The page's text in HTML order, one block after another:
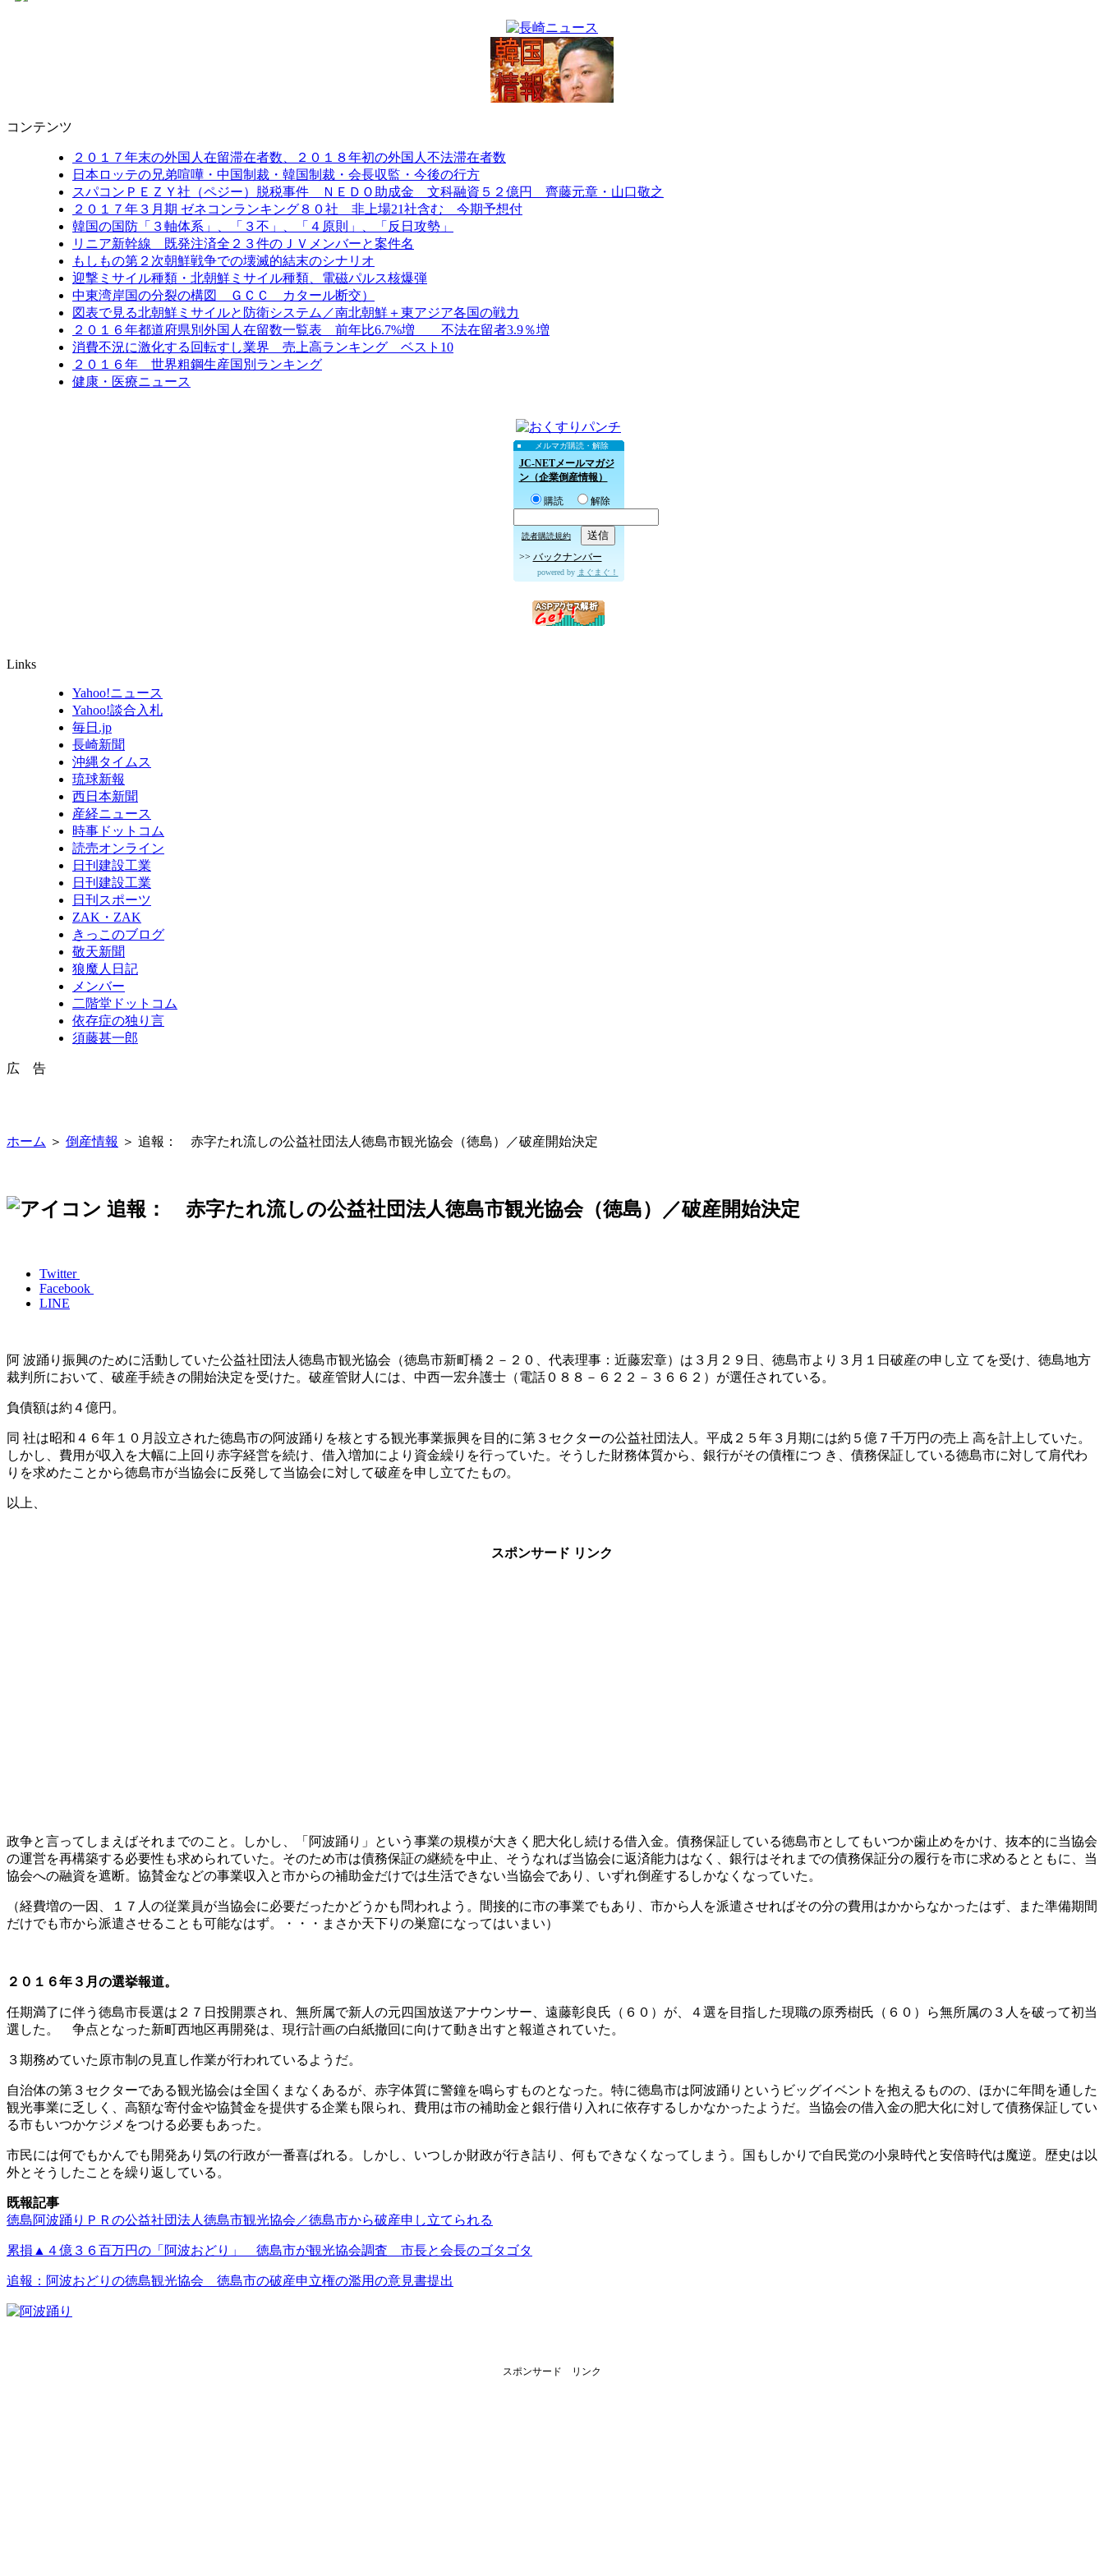
コンテンツ
２０１７年末の外国人在留滞在者数、２０１８年初の外国人不法滞在者数
日本ロッテの兄弟喧嘩・中国制裁・韓国制裁・会長収監・今後の行方
スパコンＰＥＺＹ社（ペジー）脱税事件 ＮＥＤＯ助成金 文科融資５２億円 齊藤元章・山口敬之
２０１７年３月期 ゼネコンランキング８０社 非上場21社含む 今期予想付
韓国の国防「３軸体系」、「３不」、「４原則」、「反日攻勢」
リニア新幹線 既発注済全２３件のＪＶメンバーと案件名
もしもの第２次朝鮮戦争での壊滅的結末のシナリオ
迎撃ミサイル種類・北朝鮮ミサイル種類、電磁パルス核爆弾
中東湾岸国の分裂の構図 ＧＣＣ カタール断交）
図表で見る北朝鮮ミサイルと防衛システム／南北朝鮮＋東アジア各国の戦力
２０１６年都道府県別外国人在留数一覧表 前年比6.7%増 不法在留者3.9％増
消費不況に激化する回転すし業界 売上高ランキング ベスト10
２０１６年 世界粗鋼生産国別ランキング
健康・医療ニュース
メルマガ購読・解除
JC-NETメールマガジ
ン（企業倒産情報）
購読 解除
読者購読規約
>> バックナンバー
powered by まぐまぐ！
Links
Yahoo!ニュース
Yahoo!談合入札
毎日.jp
長崎新聞
沖縄タイムス
琉球新報
西日本新聞
産経ニュース
時事ドットコム
読売オンライン
日刊建設工業
日刊建設工業
日刊スポーツ
ZAK・ZAK
きっこのブログ
敬天新聞
狼魔人日記
メンバー
二階堂ドットコム
依存症の独り言
須藤甚一郎
広 告
ホーム ＞ 倒産情報 ＞ 追報： 赤字たれ流しの公益社団法人徳島市観光協会（徳島）／破産開始決定
追報： 赤字たれ流しの公益社団法人徳島市観光協会（徳島）／破産開始決定
Twitter
Facebook
LINE
阿 波踊り振興のために活動していた公益社団法人徳島市観光協会（徳島市新町橋２－２０、代表理事：近藤宏章）は３月２９日、徳島市より３月１日破産の申し立 てを受け、徳島地方
裁判所において、破産手続きの開始決定を受けた。破産管財人には、中西一宏弁護士（電話０８８－６２２－３６６２）が選任されている。
負債額は約４億円。
同 社は昭和４６年１０月設立された徳島市の阿波踊りを核とする観光事業振興を目的に第３セクターの公益社団法人。平成２５年３月期には約５億７千万円の売上 高を計上していた。
しかし、費用が収入を大幅に上回り赤字経営を続け、借入増加により資金繰りを行っていた。そうした財務体質から、銀行がその債権につ き、債務保証している徳島市に対して肩代わ
りを求めたことから徳島市が当協会に反発して当協会に対して破産を申し立てたもの。
以上、
スポンサード リンク
政争と言ってしまえばそれまでのこと。しかし、「阿波踊り」という事業の規模が大きく肥大化し続ける借入金。債務保証している徳島市としてもいつか歯止めをかけ、抜本的に当協会
の運営を再構築する必要性も求められていた。そのため市は債務保証の継続を中止、そうなれば当協会に返済能力はなく、銀行はそれまでの債務保証分の履行を市に求めるとともに、当
協会への融資を遮断。協賛金などの事業収入と市からの補助金だけでは生活できない当協会であり、いずれ倒産するしかなくなっていた。
（経費増の一因、１７人の従業員が当協会に必要だったかどうかも問われよう。間接的に市の事業でもあり、市から人を派遣させればその分の費用はかからなかったはず、また準備期間
だけでも市から派遣させることも可能なはず。・・・まさか天下りの巣窟になってはいまい）
２０１６年３月の選挙報道。
任期満了に伴う徳島市長選は２７日投開票され、無所属で新人の元四国放送アナウンサー、遠藤彰良氏（６０）が、４選を目指した現職の原秀樹氏（６０）ら無所属の３人を破って初当
選した。 争点となった新町西地区再開発は、現行計画の白紙撤回に向けて動き出すと報道されていた。
３期務めていた原市制の見直し作業が行われているようだ。
自治体の第３セクターである観光協会は全国くまなくあるが、赤字体質に警鐘を鳴らすものとなった。特に徳島市は阿波踊りというビッグイベントを抱えるものの、ほかに年間を通した
観光事業に乏しく、高額な寄付金や協賛金を提供する企業も限られ、費用は市の補助金と銀行借り入れに依存するしかなかったようだ。当協会の借入金の肥大化に対して債務保証してい
る市もいつかケジメをつける必要もあった。
市民には何でもかんでも開発あり気の行政が一番喜ばれる。しかし、いつしか財政が行き詰り、何もできなくなってしまう。国もしかりで自民党の小泉時代と安倍時代は魔逆。歴史は以
外とそうしたことを繰り返している。
既報記事
徳島阿波踊りＰＲの公益社団法人徳島市観光協会／徳島市から破産申し立てられる
累損▲４億３６百万円の「阿波おどり」 徳島市が観光協会調査 市長と会長のゴタゴタ
追報：阿波おどりの徳島観光協会 徳島市の破産申立権の濫用の意見書提出
スポンサード リンク